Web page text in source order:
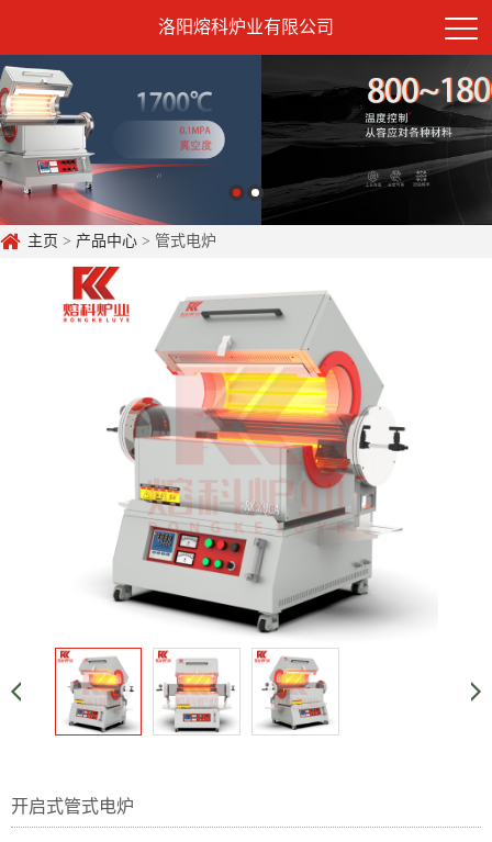
洛阳熔科炉业有限公司
主页 > 产品中心 > 管式电炉
开启式管式电炉